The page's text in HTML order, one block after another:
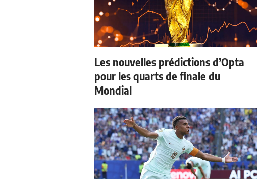
Les nouvelles prédictions d’Opta
pour les quarts de finale du
Mondial